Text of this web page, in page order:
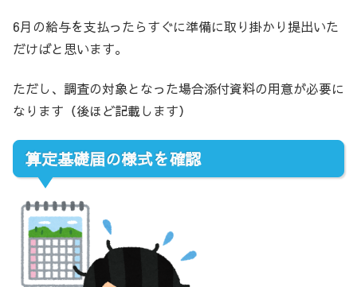
6月の給与を支払ったらすぐに準備に取り掛かり提出いた
だけばと思います。
ただし、調査の対象となった場合添付資料の用意が必要に
なります（後ほど記載します）
算定基礎届の様式を確認